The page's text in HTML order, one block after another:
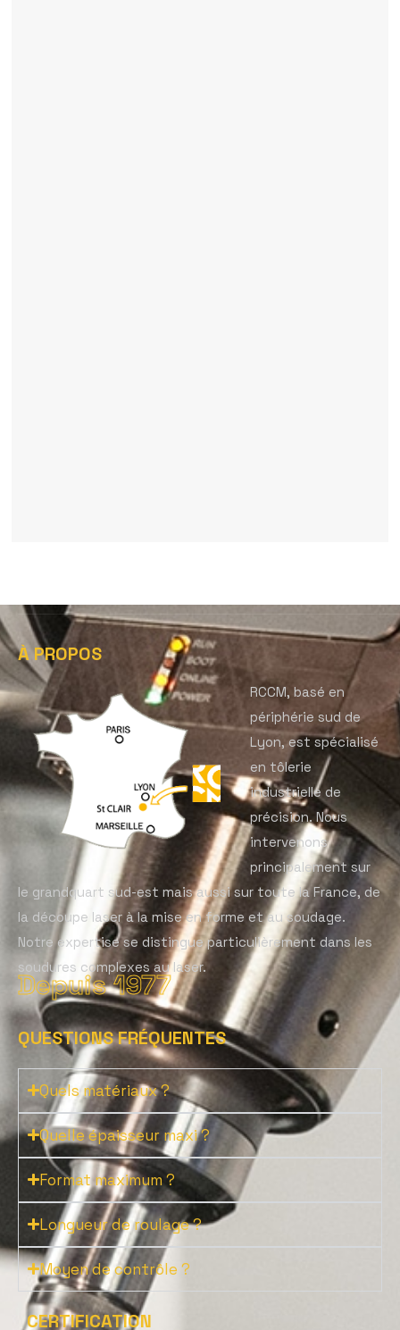
À PROPOS
RCCM, basé en
périphérie sud de
Lyon, est spécialisé
en tôlerie
industrielle de
précision. Nous
intervenons
principalement sur
le grandquart sud-est mais aussi sur toute la France, de
la découpe laser à la mise en forme et au soudage.
Notre expertise se distingue particulièrement dans les
soudures complexes au laser.
Depuis 1977
QUESTIONS FRÉQUENTES
Quels matériaux ?
Quelle épaisseur maxi ?
Format maximum ?
Longueur de roulage ?
Moyen de contrôle ?
CERTIFICATION